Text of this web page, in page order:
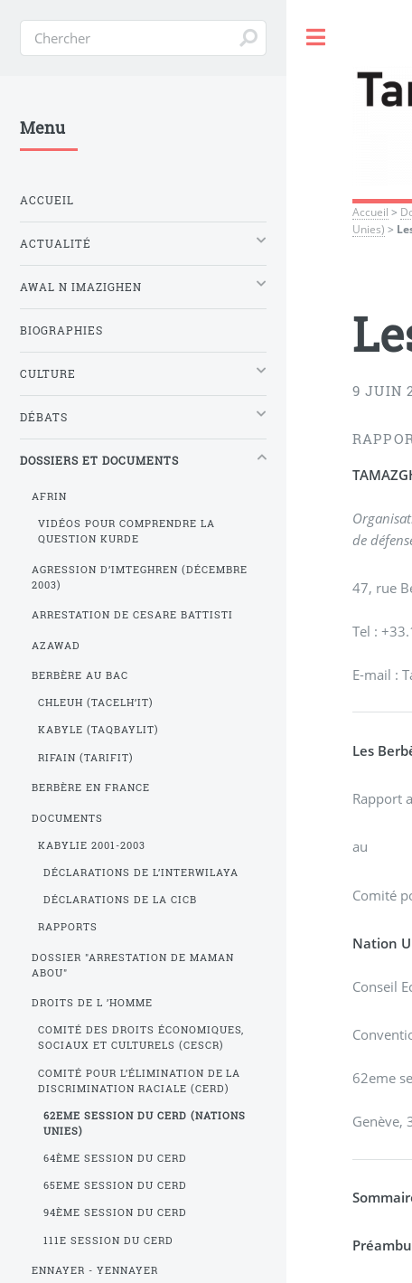
Accueil >
Unies) >
9 JUIN
de
47, rue
Tel :
E-mail :
Les
Rapport
au
Comité
Nation
Conseil
62eme
Genève,
Menu
ACCUEIL
ACTUALITÉ
AWAL N IMAZIGHEN
BIOGRAPHIES
CULTURE
DÉBATS
DOSSIERS ET DOCUMENTS
AFRIN
VIDÉOS POUR COMPRENDRE LA
QUESTION KURDE
AGRESSION D’IMTEGHREN (DÉCEMBRE
2003)
ARRESTATION DE CESARE BATTISTI
AZAWAD
BERBÈRE AU BAC
CHLEUH (TACELH’IT)
KABYLE (TAQBAYLIT)
RIFAIN (TARIFIT)
BERBÈRE EN FRANCE
DOCUMENTS
KABYLIE 2001-2003
DÉCLARATIONS DE L’INTERWILAYA
DÉCLARATIONS DE LA CICB
RAPPORTS
DOSSIER "ARRESTATION DE MAMAN
ABOU"
DROITS DE L ’HOMME
COMITÉ DES DROITS ÉCONOMIQUES,
SOCIAUX ET CULTURELS (CESCR)
COMITÉ POUR L’ÉLIMINATION DE LA
DISCRIMINATION RACIALE (CERD)
62EME SESSION DU CERD (NATIONS
UNIES)
64ÈME SESSION DU CERD
65EME SESSION DU CERD
94ÈME SESSION DU CERD
111E SESSION DU CERD
ENNAYER - YENNAYER